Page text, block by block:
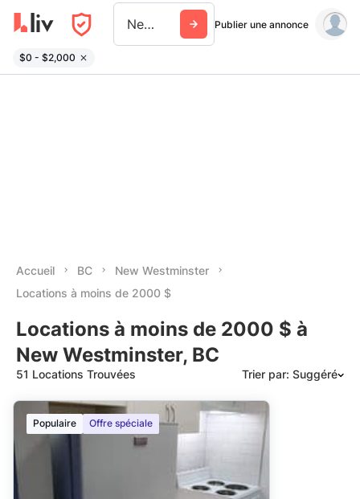
New Westminster Publier une annonce
$0 - $2,000
Accueil BC
New Westminster
Locations à moins de 2000 $
Locations à moins de 2000 $ à
New Westminster, BC
51 Locations Trouvées Trier par: Suggéré
Suggéré
Date: les plus récents d’abord
Date: les plus anciens d’abord
Populaire Offre spéciale